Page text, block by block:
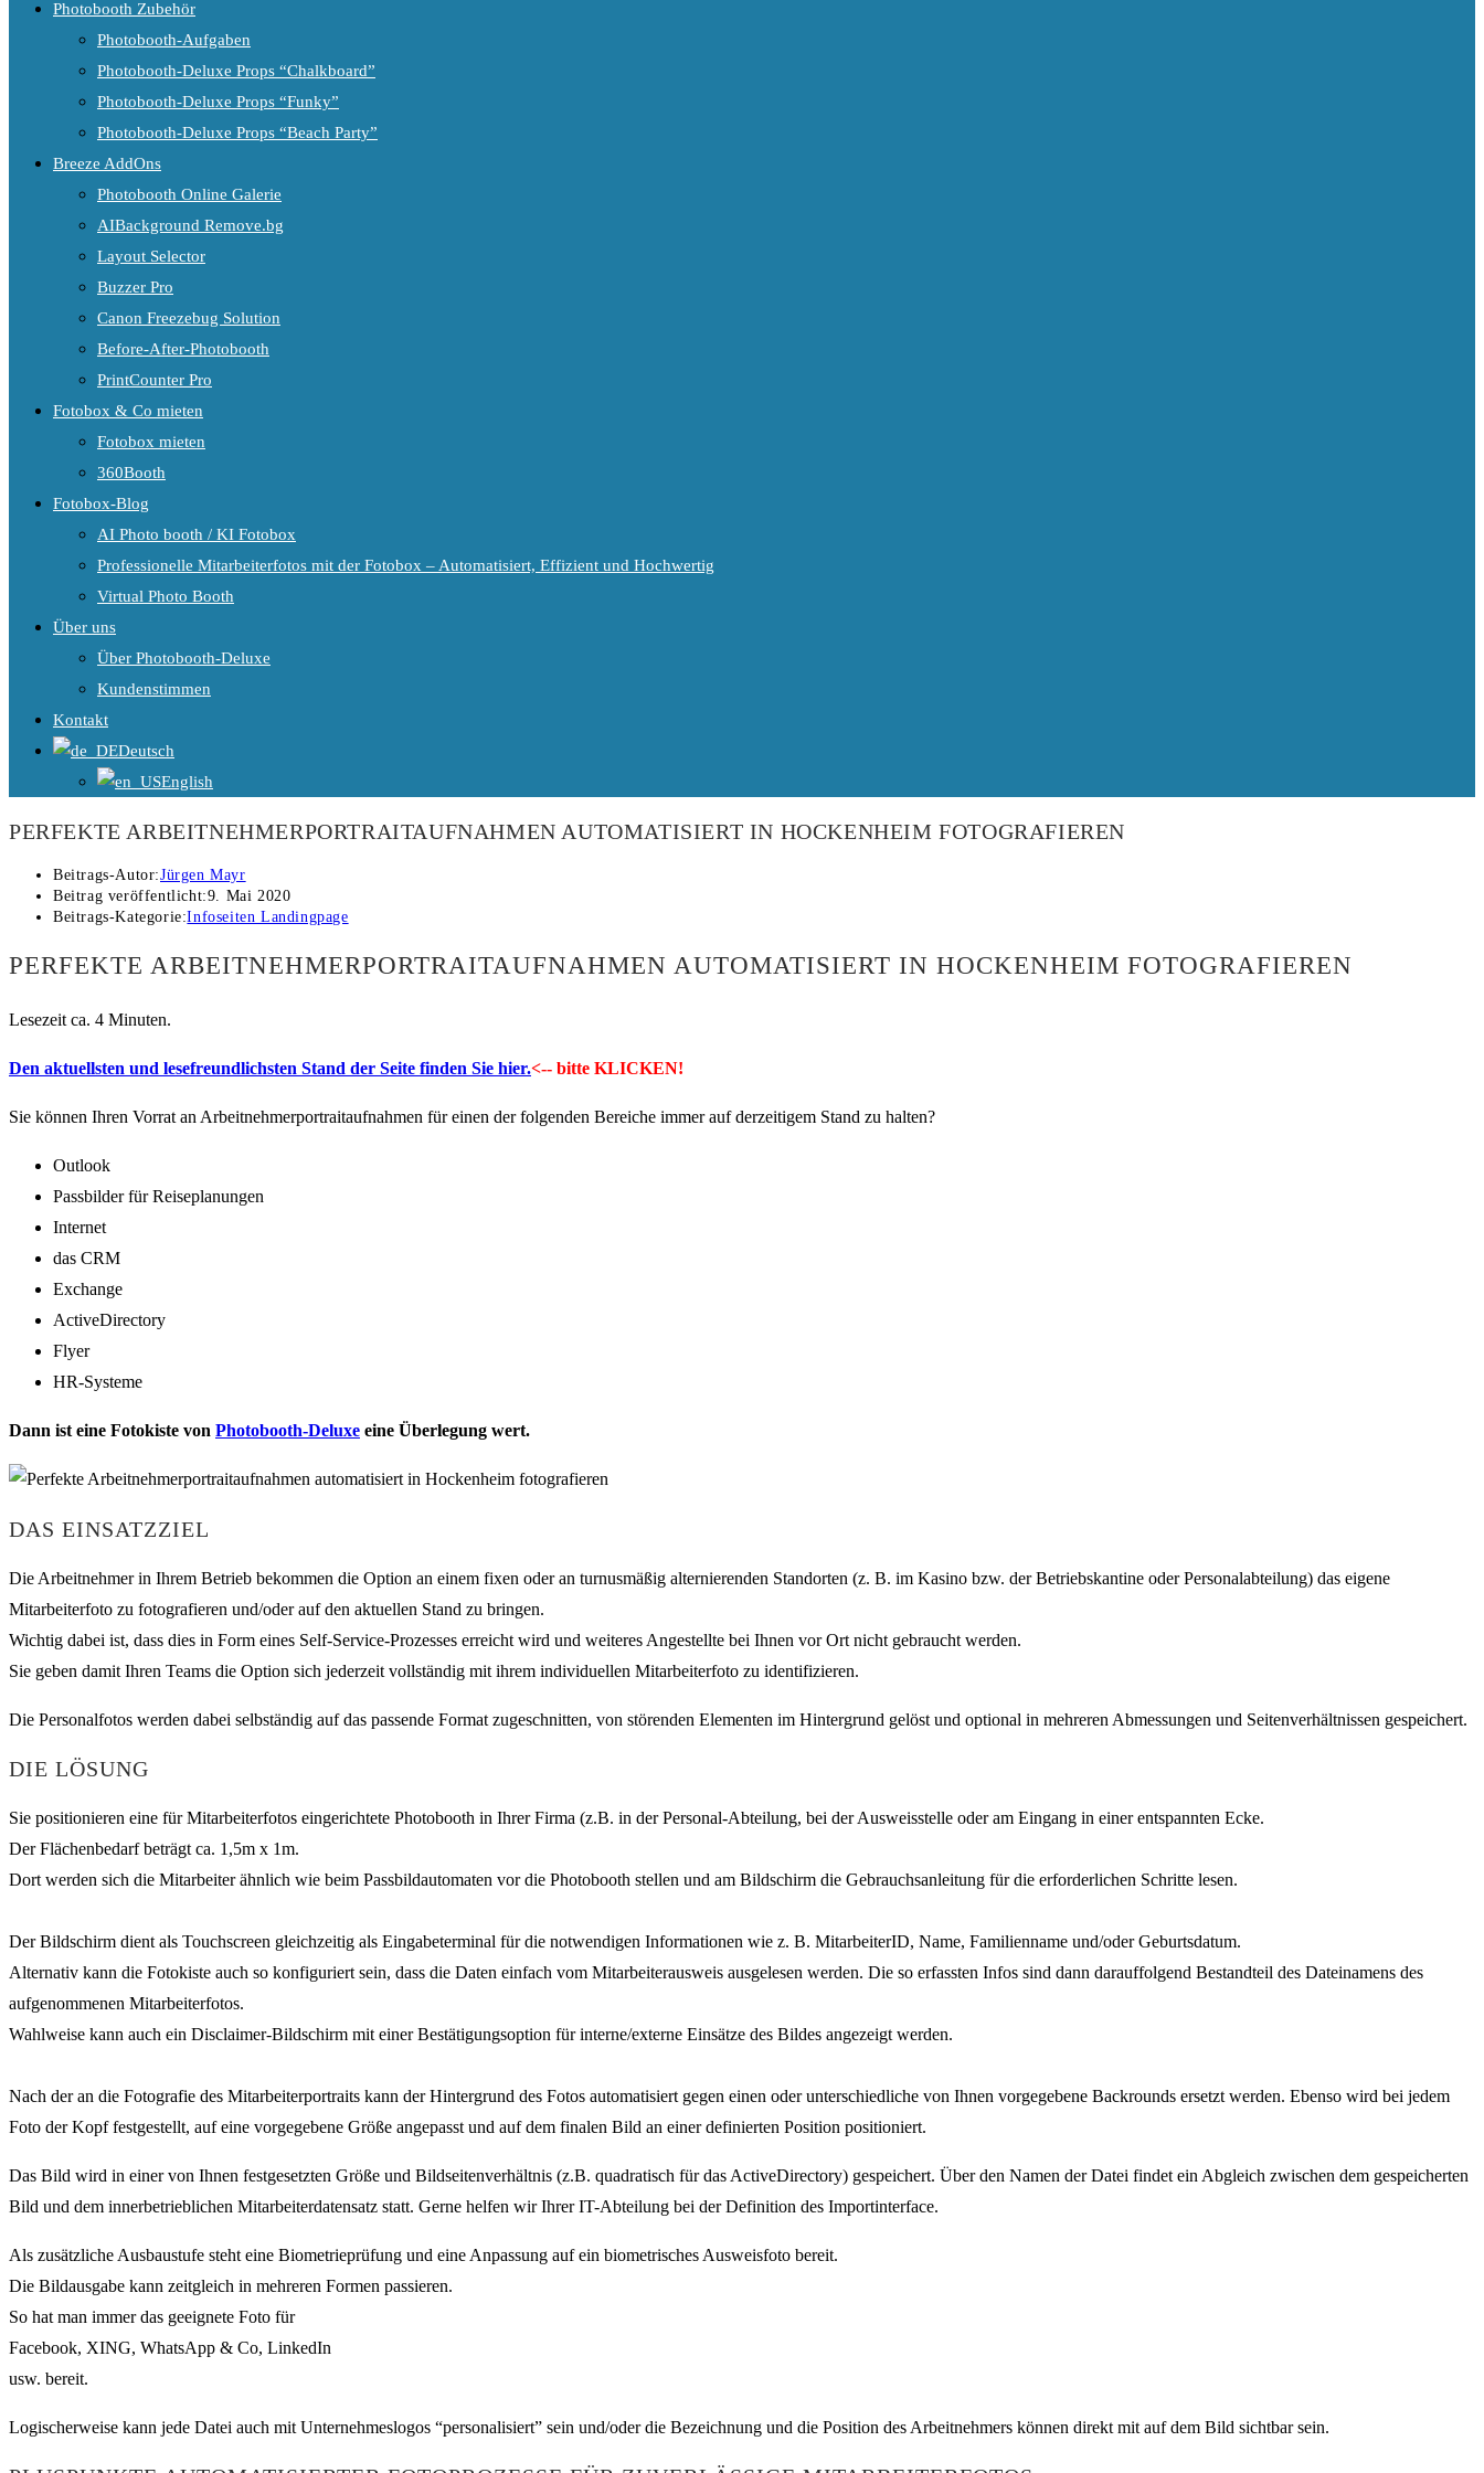
Photobooth Zubehör
Photobooth-Aufgaben
Photobooth-Deluxe Props “Chalkboard”
Photobooth-Deluxe Props “Funky”
Photobooth-Deluxe Props “Beach Party”
Breeze AddOns
Photobooth Online Galerie
AIBackground Remove.bg
Layout Selector
Buzzer Pro
Canon Freezebug Solution
Before-After-Photobooth
PrintCounter Pro
Fotobox & Co mieten
Fotobox mieten
360Booth
Fotobox-Blog
AI Photo booth / KI Fotobox
Professionelle Mitarbeiterfotos mit der Fotobox – Automatisiert, Effizient und Hochwertig
Virtual Photo Booth
Über uns
Über Photobooth-Deluxe
Kundenstimmen
Kontakt
Deutsch
English
PERFEKTE ARBEITNEHMERPORTRAITAUFNAHMEN AUTOMATISIERT IN HOCKENHEIM FOTOGRAFIEREN
Beitrags-Autor:Jürgen Mayr
Beitrag veröffentlicht:9. Mai 2020
Beitrags-Kategorie:Infoseiten Landingpage
PERFEKTE ARBEITNEHMERPORTRAITAUFNAHMEN AUTOMATISIERT IN HOCKENHEIM FOTOGRAFIEREN
Lesezeit ca. 4 Minuten.
Den aktuellsten und lesefreundlichsten Stand der Seite finden Sie hier.<-- bitte KLICKEN!
Sie können Ihren Vorrat an Arbeitnehmerportraitaufnahmen für einen der folgenden Bereiche immer auf derzeitigem Stand zu halten?
Outlook
Passbilder für Reiseplanungen
Internet
das CRM
Exchange
ActiveDirectory
Flyer
HR-Systeme
Dann ist eine Fotokiste von Photobooth-Deluxe eine Überlegung wert.
DAS EINSATZZIEL
Die Arbeitnehmer in Ihrem Betrieb bekommen die Option an einem fixen oder an turnusmäßig alternierenden Standorten (z. B. im Kasino bzw. der Betriebskantine oder Personalabteilung) das eigene
Mitarbeiterfoto zu fotografieren und/oder auf den aktuellen Stand zu bringen.
Wichtig dabei ist, dass dies in Form eines Self-Service-Prozesses erreicht wird und weiteres Angestellte bei Ihnen vor Ort nicht gebraucht werden.
Sie geben damit Ihren Teams die Option sich jederzeit vollständig mit ihrem individuellen Mitarbeiterfoto zu identifizieren.
Die Personalfotos werden dabei selbständig auf das passende Format zugeschnitten, von störenden Elementen im Hintergrund gelöst und optional in mehreren Abmessungen und Seitenverhältnissen gespeichert.
DIE LÖSUNG
Sie positionieren eine für Mitarbeiterfotos eingerichtete Photobooth in Ihrer Firma (z.B. in der Personal-Abteilung, bei der Ausweisstelle oder am Eingang in einer entspannten Ecke.
Der Flächenbedarf beträgt ca. 1,5m x 1m.
Dort werden sich die Mitarbeiter ähnlich wie beim Passbildautomaten vor die Photobooth stellen und am Bildschirm die Gebrauchsanleitung für die erforderlichen Schritte lesen.
Der Bildschirm dient als Touchscreen gleichzeitig als Eingabeterminal für die notwendigen Informationen wie z. B. MitarbeiterID, Name, Familienname und/oder Geburtsdatum.
Alternativ kann die Fotokiste auch so konfiguriert sein, dass die Daten einfach vom Mitarbeiterausweis ausgelesen werden. Die so erfassten Infos sind dann darauffolgend Bestandteil des Dateinamens des
aufgenommenen Mitarbeiterfotos.
Wahlweise kann auch ein Disclaimer-Bildschirm mit einer Bestätigungsoption für interne/externe Einsätze des Bildes angezeigt werden.
Nach der an die Fotografie des Mitarbeiterportraits kann der Hintergrund des Fotos automatisiert gegen einen oder unterschiedliche von Ihnen vorgegebene Backrounds ersetzt werden. Ebenso wird bei jedem
Foto der Kopf festgestellt, auf eine vorgegebene Größe angepasst und auf dem finalen Bild an einer definierten Position positioniert.
Das Bild wird in einer von Ihnen festgesetzten Größe und Bildseitenverhältnis (z.B. quadratisch für das ActiveDirectory) gespeichert. Über den Namen der Datei findet ein Abgleich zwischen dem gespeicherten
Bild und dem innerbetrieblichen Mitarbeiterdatensatz statt. Gerne helfen wir Ihrer IT-Abteilung bei der Definition des Importinterface.
Als zusätzliche Ausbaustufe steht eine Biometrieprüfung und eine Anpassung auf ein biometrisches Ausweisfoto bereit.
Die Bildausgabe kann zeitgleich in mehreren Formen passieren.
So hat man immer das geeignete Foto für
Facebook, XING, WhatsApp & Co, LinkedIn
usw. bereit.
Logischerweise kann jede Datei auch mit Unternehmeslogos “personalisiert” sein und/oder die Bezeichnung und die Position des Arbeitnehmers können direkt mit auf dem Bild sichtbar sein.